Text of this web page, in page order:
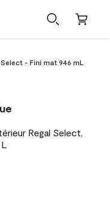
- Fini mat 946 mL